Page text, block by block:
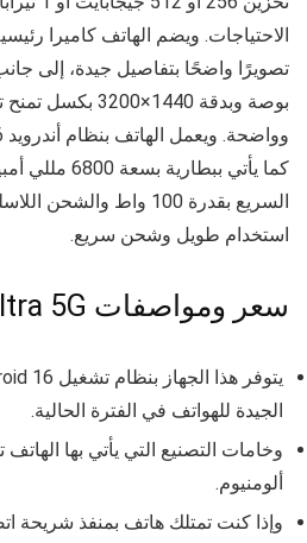
بوصة وبدقة
كما يأتي
استخدام طويل وشحن سريع.
سعر ومواصفات Xiaomi 17 Ultra 5G
الجيدة للهواتف في الفترة الحالية.
وخامات التصنيع التي يأتي بها
ألومنيوم.
وإذا كنت تمتلك هاتف بمنفذ شريحة